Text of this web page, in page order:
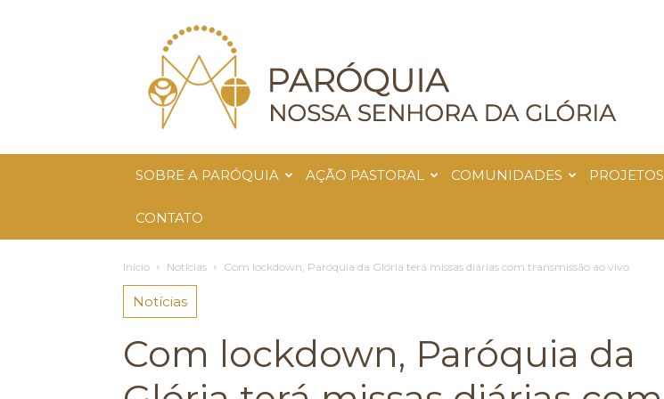
Paróquia
Nossa
Senhora
da
Glória
SOBRE A PARÓQUIA AÇÃO PASTORAL COMUNIDADES PROJETOS
CONTATO
Início Notícias Com lockdown, Paróquia da Glória terá missas diárias com transmissão ao vivo
Notícias
Com lockdown, Paróquia da